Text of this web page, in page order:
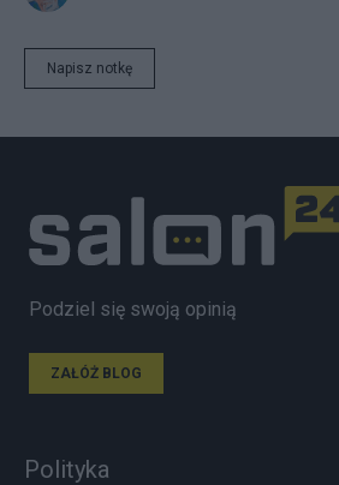
Napisz notkę
Podziel się swoją opinią
ZAŁÓŻ BLOG
Polityka